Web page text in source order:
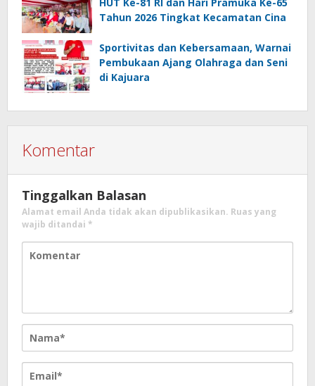
Tahun 2026 Tingkat Kecamatan Cina
Sportivitas dan Kebersamaan, Warnai
Pembukaan Ajang Olahraga dan Seni
di Kajuara
Komentar
Tinggalkan Balasan
Alamat email Anda tidak akan dipublikasikan. Ruas yang
wajib ditandai *